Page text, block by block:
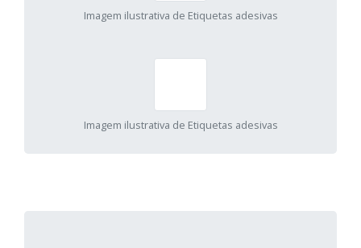
Imagem ilustrativa de Etiquetas adesivas
Imagem ilustrativa de Etiquetas adesivas